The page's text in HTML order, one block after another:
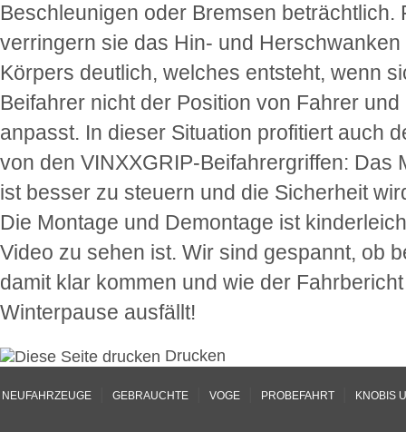
Beschleunigen oder Bremsen beträchtlich.
verringern sie das Hin- und Herschwanken
Körpers deutlich, welches entsteht, wenn
Beifahrer nicht der Position von Fahrer
anpasst. In dieser Situation profitiert auch
von den VINXXGRIP-Beifahrergriffen: Das
ist besser zu steuern und die Sicherheit
Die Montage und Demontage ist
Video zu sehen ist. Wir sind gespannt, ob
damit klar kommen und wie der
Winterpause ausfällt!
Drucken
NEUFAHRZEUGE GEBRAUCHTE VOGE PROBEFAHRT KNOBIS